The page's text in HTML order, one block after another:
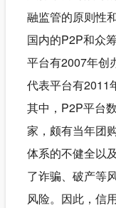
融监管的原则性
国内的P2P和众
平台有2007年创
代表平台有2011
其中，P2P平台
家，颇有当年团
体系的不健全以
了诈骗、破产等
风险。因此，信